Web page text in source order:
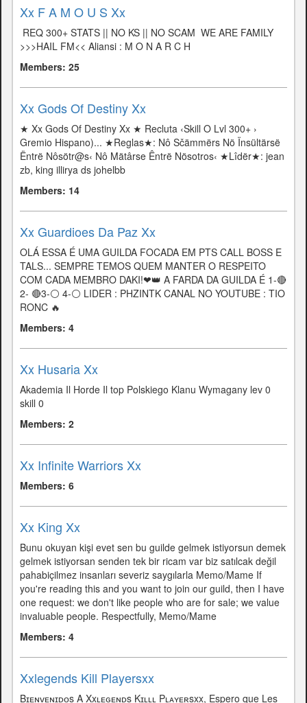
Xx F A M O U S Xx
ㅤ REQ 300+ STATS || NO KS || NO SCAM ㅤㅤ ㅤㅤㅤㅤㅤㅤㅤㅤㅤㅤㅤWE ARE FAMILY ㅤㅤㅤㅤㅤㅤㅤㅤㅤㅤㅤㅤㅤㅤㅤㅤㅤㅤㅤ
>>>HAIL FM<< Aliansi : M O N A R C H
Members: 25
Xx Gods Of Destiny Xx
★ Xx Gods Of Destiny Xx ★ Recluta ‹Skill O Lvl 300+ ›
Gremio Hispano)... ★Reglas★: Nô Sčämmërs Nö Ïnsültärsë
Ëntrë Nôsötr@s‹ Nô Mätârse Êntrë Nösotros‹ ★Lîdër★: jean
zb, king illirya ds johelbb
Members: 14
Xx Guardioes Da Paz Xx
OLÁ ESSA É UMA GUILDA FOCADA EM PTS CALL BOSS E
TALS... SEMPRE TEMOS QUEM MANTER O RESPEITO
COM CADA MEMBRO DAKI!❤👑 A FARDA DA GUILDA É 1-🔴
2- 🔴3-⚪ 4-⚪ LIDER : PHZINTK CANAL NO YOUTUBE : TIO
RONC 🔥
Members: 4
Xx Husaria Xx
Akademia Il Horde Il top Polskiego Klanu Wymagany lev 0
skill 0
Members: 2
Xx Infinite Warriors Xx
Members: 6
Xx King Xx
Bunu okuyan kişi evet sen bu guilde gelmek istiyorsun demek
gelmek istiyorsan senden tek bir ricam var biz satılcak değil
pahabiçilmez insanları severiz saygılarla Memo/Mame If
you're reading this and you want to join our guild, then I have
one request: we don't like people who are for sale; we value
invaluable people. Respectfully, Memo/Mame
Members: 4
Xxlegends Kill Playersxx
Bɪᴇɴᴠᴇɴɪᴅᴏs A Xxʟᴇɢᴇɴᴅs Kɪʟʟʟ Pʟᴀʏᴇʀsxx, Espero que Les